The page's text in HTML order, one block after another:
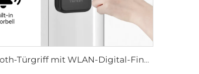
Bluetooth-Türgriff mit WLAN-Digital-Fingerabdruck-Passwort Tenon K8